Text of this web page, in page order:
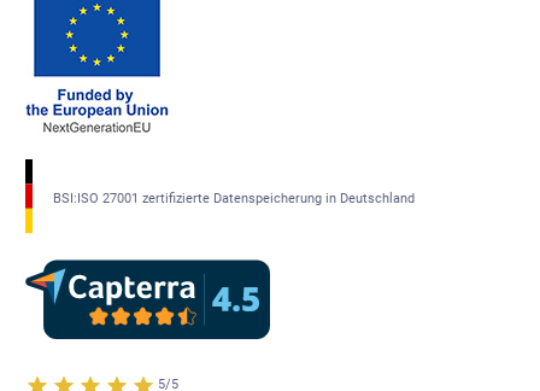
BSI:ISO 27001 zertifizierte Datenspeicherung in Deutschland
5/5